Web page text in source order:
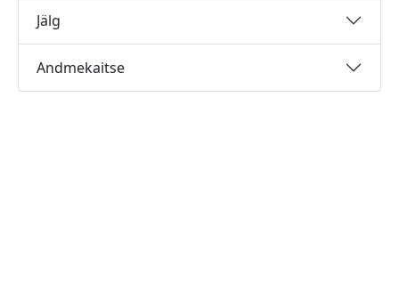
Jälg
Andmekaitse